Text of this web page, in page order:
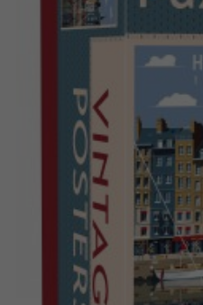
Produits archivés
Applications mobiles
Dansk
Nederlands
Norsk
Polski
Svenska
Deutsch